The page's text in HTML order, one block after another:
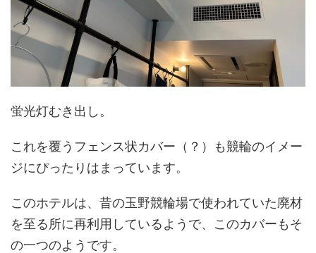
蛍光灯むき出し。
これを覆うフェンス状カバー（？）も競輪のイメー
ジにぴったりはまっています。
このホテルは、昔の玉野競輪場で使われていた廃材
を至る所に再利用しているようで、このカバーもそ
の一つのようです。